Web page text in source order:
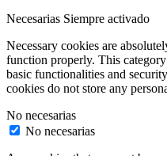
Necesarias Siempre activado
Necessary cookies are
function properly. This
basic functionalities and
cookies do not store any
No necesarias
No necesarias